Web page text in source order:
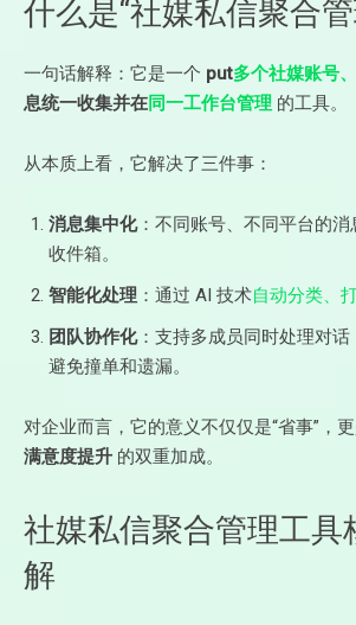
什么是“社媒私信聚合管
一句话解释：它是一个 put多个社媒账号
息统一收集并在同一工作台管理的工具。
从本质上看，它解决了三件事：
消息集中化：不同账号、不同平台的
收件箱。
智能化处理 ：通过 AI 技术自动分类、
团队协作化：支持多成员同时处理对话
避免撞单和遗漏。
对企业而言，它的意义不仅仅是“省事”，
满意度提升 的双重加成。
社媒私信聚合管理工具
解